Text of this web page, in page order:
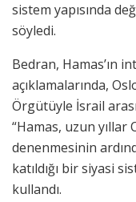
sistem yapısında
söyledi.
Bedran, Hamas’ın
açıklamalarında,
Örgütüyle İsrail
“Hamas, uzun yıllar
denenmesinin
katıldığı bir siyasi
kullandı.